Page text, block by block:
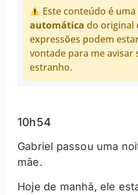
Este conteúdo é uma
automática do original
expressões podem
vontade para me avisar
estranho.
10h54
Gabriel passou uma
mãe.
Hoje de manhã, ele